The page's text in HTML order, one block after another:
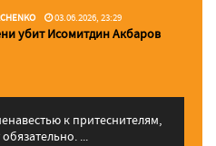
03.06.2026, 23:29
убит Исомитдин Акбаров
к притеснителям,
...